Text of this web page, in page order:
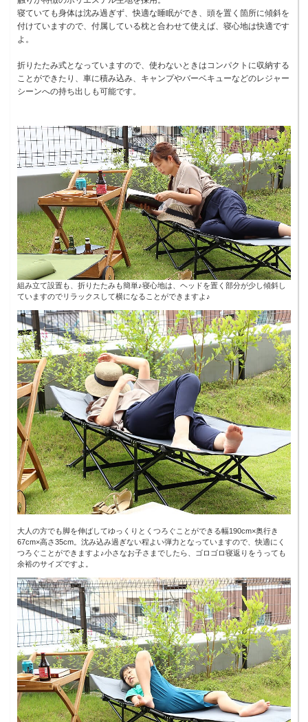
寝ていても身体は沈み過ぎず、快適な睡眠ができ、頭を置く箇所に傾斜を
付けていますので、付属している枕と合わせて使えば、寝心地は快適です
よ。
折りたたみ式となっていますので、使わないときはコンパクトに収納する
ことができたり、車に積み込み、キャンプやバーベキューなどのレジャー
シーンへの持ち出しも可能です。
組み立て設置も、折りたたみも簡単♪寝心地は、ヘッドを置く部分が少し傾斜し
ていますのでリラックスして横になることができますよ♪
大人の方でも脚を伸ばしてゆっくりとくつろぐことができる幅190cm×奥行き
67cm×高さ35cm。沈み込み過ぎない程よい弾力となっていますので、快適にく
つろぐことができますよ♪小さなお子さまでしたら、ゴロゴロ寝返りをうっても
余裕のサイズですよ。